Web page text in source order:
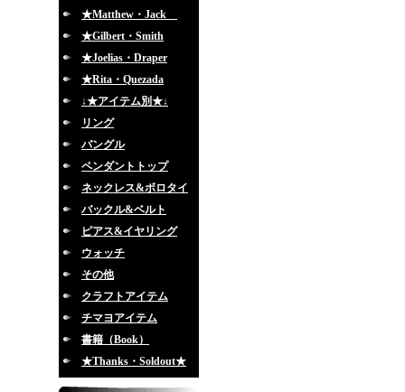
★Matthew・Jack
★Gilbert・Smith
★Joelias・Draper
★Rita・Quezada
↓★アイテム別★↓
リング
バングル
ペンダントトップ
ネックレス&ボロタイ
バックル&ベルト
ピアス&イヤリング
ウォッチ
その他
クラフトアイテム
チマヨアイテム
書籍（Book）
★Thanks・Soldout★